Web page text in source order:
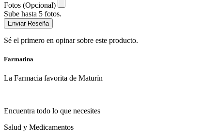
Fotos (Opcional)
Sube hasta 5 fotos.
Enviar Reseña
Sé el primero en opinar sobre este producto.
Farmatina
La Farmacia favorita de Maturín
Encuentra todo lo que necesites
Salud y Medicamentos